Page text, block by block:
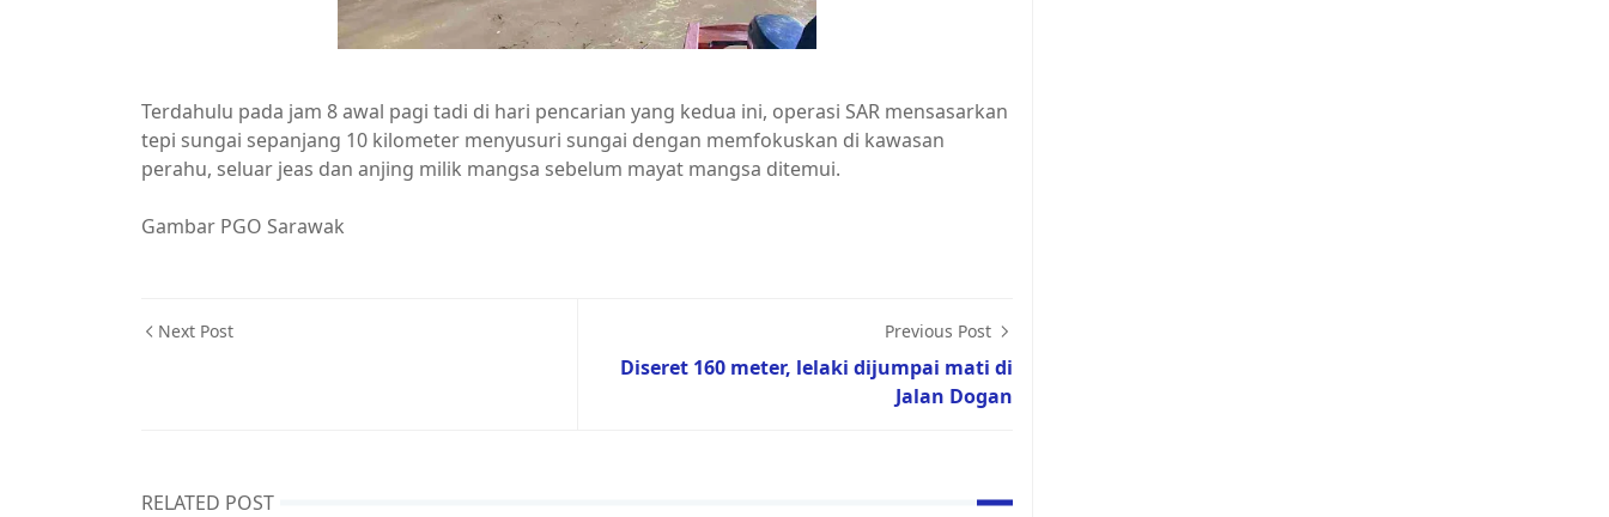
Terdahulu pada jam 8 awal pagi tadi di hari pencarian yang kedua ini, operasi SAR mensasarkan
tepi sungai sepanjang 10 kilometer menyusuri sungai dengan memfokuskan di kawasan
perahu, seluar jeas dan anjing milik mangsa sebelum mayat mangsa ditemui.
Gambar PGO Sarawak
Next Post Previous Post
Diseret 160 meter, lelaki dijumpai mati di
Jalan Dogan
RELATED POST